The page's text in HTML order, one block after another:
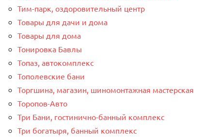
Тим-парк, оздоровительный центр
Товары для дачи и дома
Товары для дома
Тонировка Бавлы
Топаз, автокомплекс
Тополевские бани
Торгшина, магазин, шиномонтажная мастерская
Торопов-Авто
Три Бани, гостинично-банный комплекс
Три богатыря, банный комплекс